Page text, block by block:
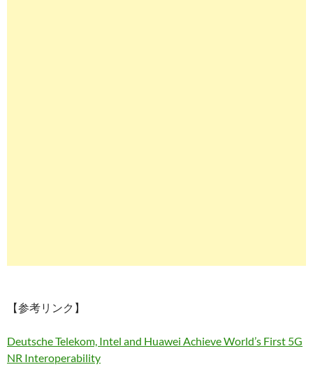
【参考リンク】
Deutsche Telekom, Intel and Huawei Achieve World’s First 5G
NR Interoperability